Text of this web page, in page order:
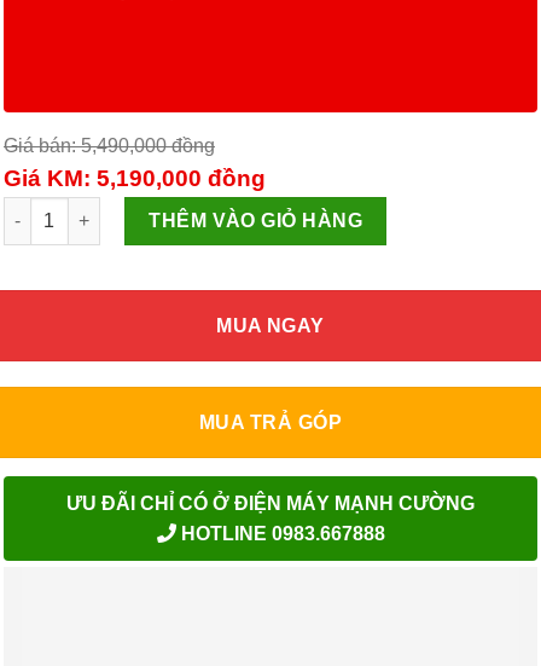
Giá bán: 5,490,000đồng
Giá KM: 5,190,000 đồng
Máy giặt 8.5Kg LG T2108VSPM Smart Inverter số lượng
THÊM VÀO GIỎ HÀNG
MUA NGAY
MUA TRẢ GÓP
ƯU ĐÃI CHỈ CÓ Ở ĐIỆN MÁY MẠNH CƯỜNG
HOTLINE 0983.667888